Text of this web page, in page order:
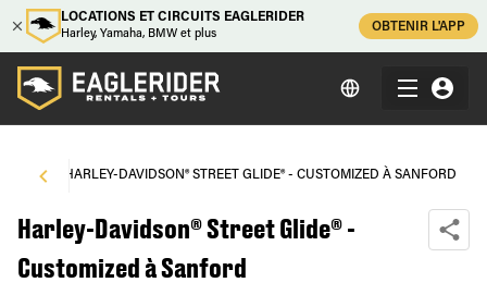
LOCATIONS ET CIRCUITS EAGLERIDER
Harley, Yamaha, BMW et plus
OBTENIR L'APP
\ HARLEY-DAVIDSON® STREET GLIDE® - CUSTOMIZED À SANFORD
Harley-Davidson® Street Glide® -
Customized à Sanford